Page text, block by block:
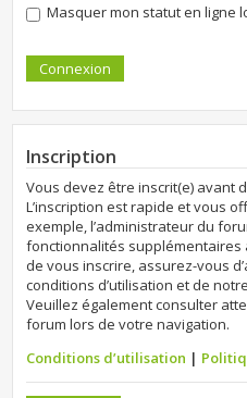
Masquer mon statut en ligne
Inscription
Vous devez être inscrit(e) avant
L’inscription est rapide et vous
exemple, l’administrateur du
fonctionnalités supplémentaires
de vous inscrire, assurez-vous
conditions d’utilisation et de
Veuillez également consulter
forum lors de votre navigation.
Conditions d’utilisation |